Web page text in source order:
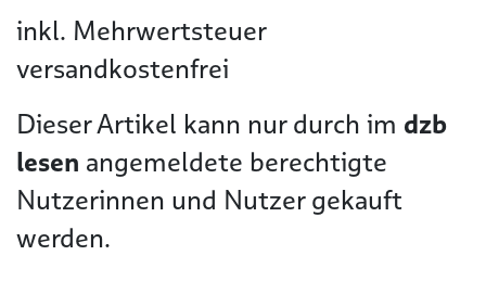
inkl. Mehrwertsteuer
versandkostenfrei
Dieser Artikel kann nur durch im dzb
lesen angemeldete berechtigte
Nutzerinnen und Nutzer gekauft
werden.